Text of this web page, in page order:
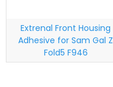
Extrenal Front Housing
Adhesive for Sam Gal Z
Fold5 F946